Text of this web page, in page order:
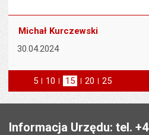
Michał Kurczewski
30.04.2024
5 elementów na stronie
10 elementów
na stronie
15 elementów
na stronie
20 elementów
na stronie
25
na
Informacja Urzędu: tel.